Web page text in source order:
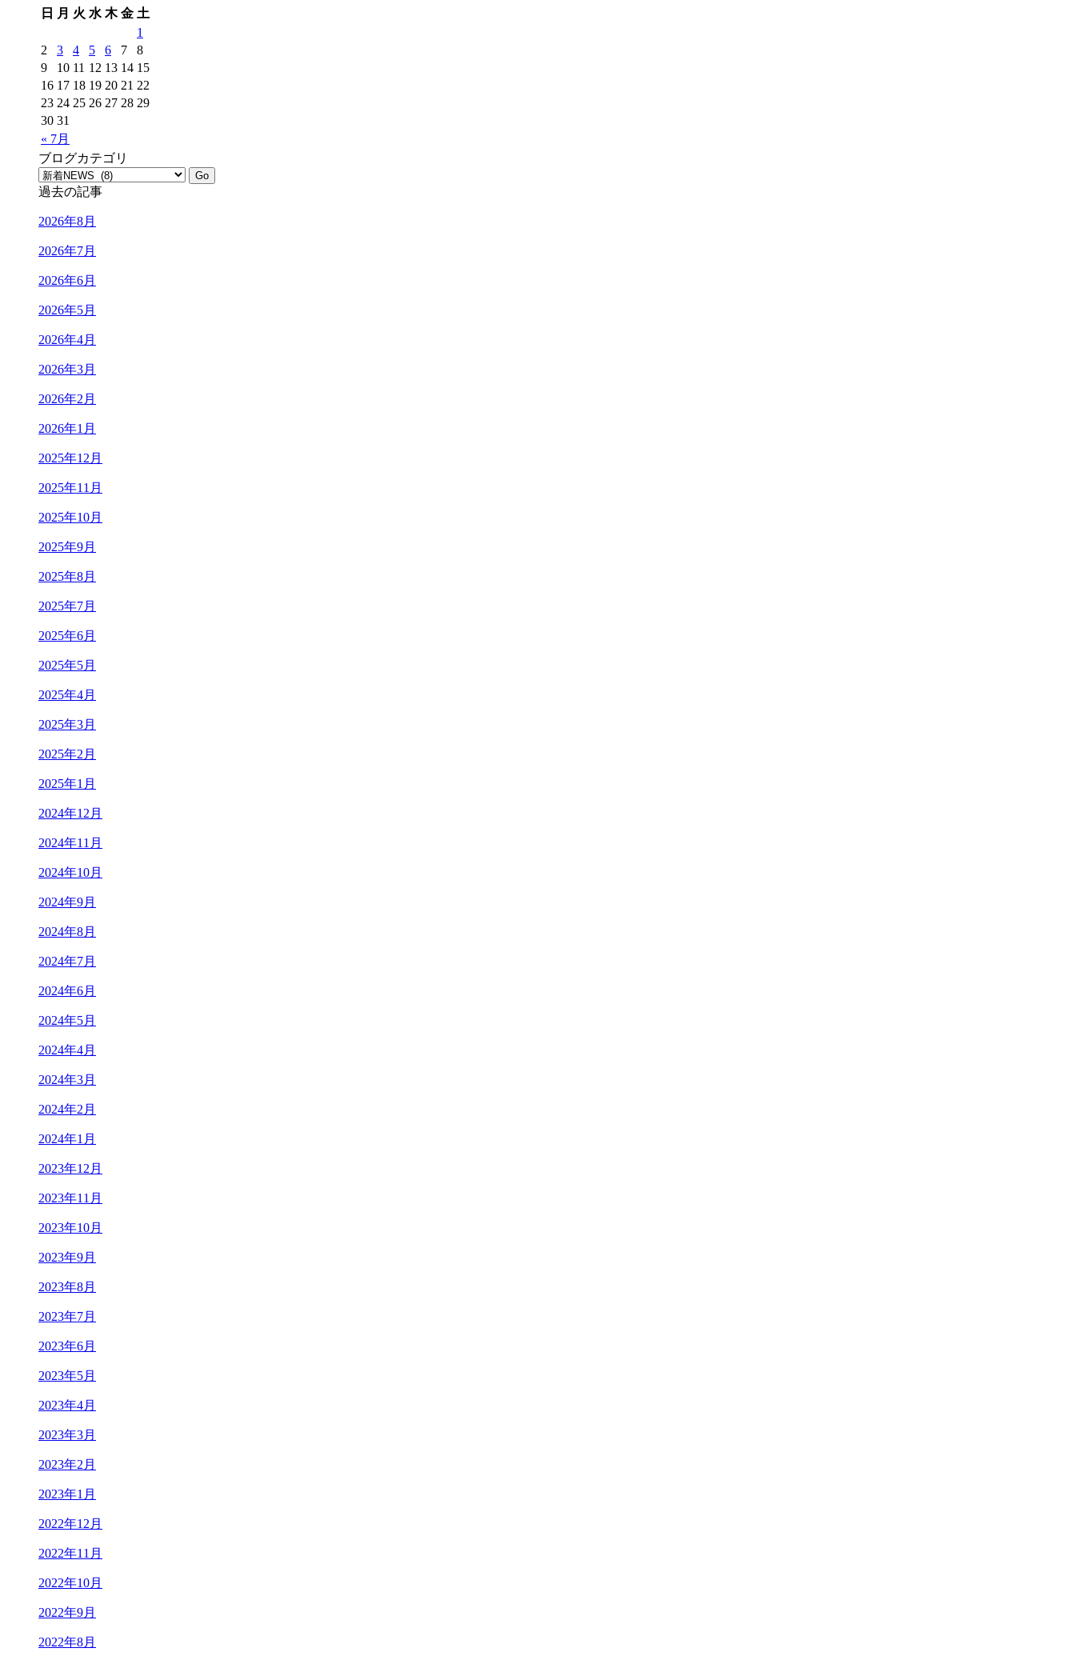
日
月 火 水 木 金 土
« 7月
1
2
3 4 5 6 7
8
9
10 11 12 13 14 15
16 17 18 19 20 21 22
23 24 25 26 27 28 29
30 31
ブログカテゴリ
過去の記事
2026年8月
2026年7月
2026年6月
2026年5月
2026年4月
2026年3月
2026年2月
2026年1月
2025年12月
2025年11月
2025年10月
2025年9月
2025年8月
2025年7月
2025年6月
2025年5月
2025年4月
2025年3月
2025年2月
2025年1月
2024年12月
2024年11月
2024年10月
2024年9月
2024年8月
2024年7月
2024年6月
2024年5月
2024年4月
2024年3月
2024年2月
2024年1月
2023年12月
2023年11月
2023年10月
2023年9月
2023年8月
2023年7月
2023年6月
2023年5月
2023年4月
2023年3月
2023年2月
2023年1月
2022年12月
2022年11月
2022年10月
2022年9月
2022年8月